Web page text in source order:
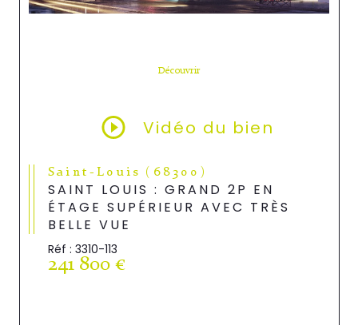
Découvrir
Vidéo du bien
Saint-Louis (68300)
SAINT LOUIS : GRAND 2P EN
ÉTAGE SUPÉRIEUR AVEC TRÈS
BELLE VUE
Réf : 3310-113
241 800 €